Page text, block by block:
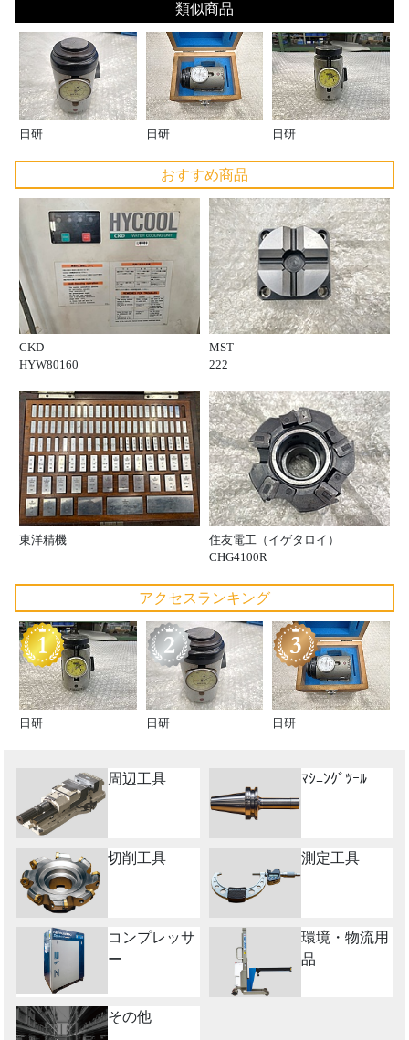
類似商品
日研 日研 日研
おすすめ商品
CKD
HYW80160
MST
222
東洋精機
住友電工（イゲタロイ）
CHG4100R
アクセスランキング
日研 日研 日研
周辺工具 ﾏｼﾆﾝｸﾞﾂｰﾙ
切削工具 測定工具
コンプレッサ
ー
環境・物流用
品
その他